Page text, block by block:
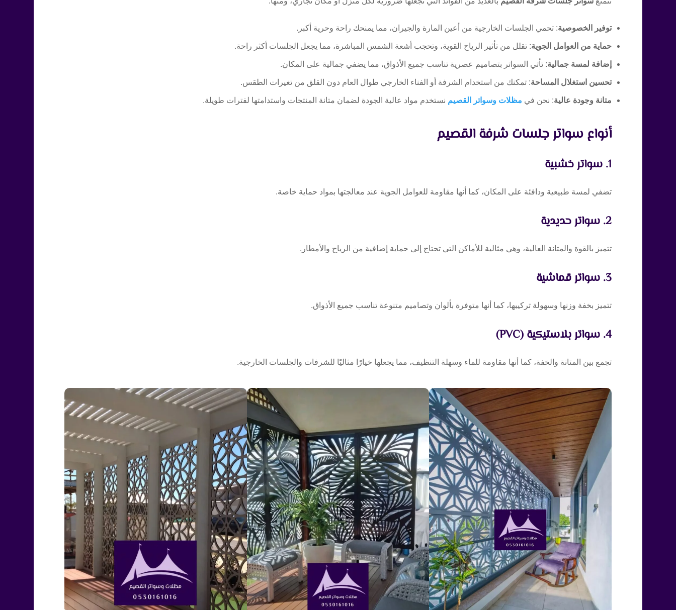
توفير الخصوصية: تحمي الجلسات الخارجية من أعين المارة والجيران، مما يمنحك راحة وحرية أكبر.
حماية من العوامل الجوية: تقلل من تأثير الرياح القوية، وتحجب أشعة الشمس المباشرة، مما يجعل الجلسات أكثر راحة.
إضافة لمسة جمالية: تأتي السواتر بتصاميم عصرية تناسب جميع الأذواق، مما يضفي جمالية على المكان.
تحسين استغلال المساحة: تمكنك من استخدام الشرفة أو الفناء الخارجي طوال العام دون القلق من تغيرات الطقس.
متانة وجودة عالية: نحن في مظلات وسواتر القصيم نستخدم مواد عالية الجودة لضمان متانة المنتجات واستدامتها لفترات طويلة.
أنواع سواتر جلسات شرفة القصيم
1. سواتر خشبية
تضفي لمسة طبيعية ودافئة على المكان، كما أنها مقاومة للعوامل الجوية عند معالجتها بمواد حماية خاصة.
2. سواتر حديدية
تتميز بالقوة والمتانة العالية، وهي مثالية للأماكن التي تحتاج إلى حماية إضافية من الرياح والأمطار.
3. سواتر قماشية
تتميز بخفة وزنها وسهولة تركيبها، كما أنها متوفرة بألوان وتصاميم متنوعة تناسب جميع الأذواق.
4. سواتر بلاستيكية (PVC)
تجمع بين المتانة والخفة، كما أنها مقاومة للماء وسهلة التنظيف، مما يجعلها خيارًا مثاليًا للشرفات والجلسات الخارجية.